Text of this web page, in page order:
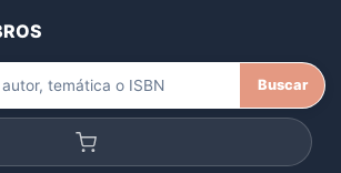
Buscar